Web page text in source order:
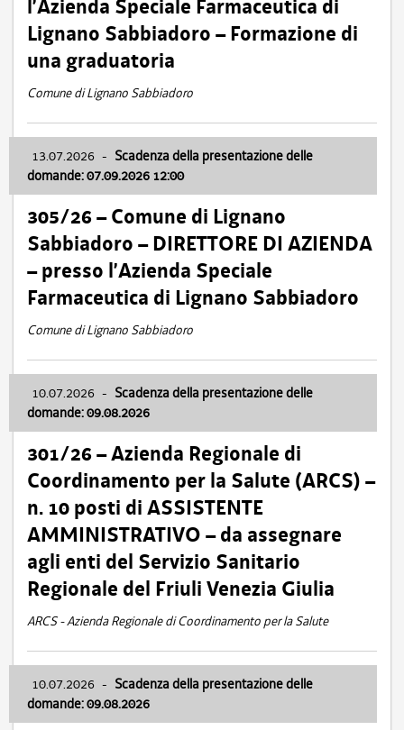
l’Azienda Speciale Farmaceutica di
Lignano Sabbiadoro – Formazione di
una graduatoria
Comune di Lignano Sabbiadoro
13.07.2026 - Scadenza della presentazione delle
domande: 07.09.2026 12:00
305/26 – Comune di Lignano
Sabbiadoro – DIRETTORE DI AZIENDA
– presso l’Azienda Speciale
Farmaceutica di Lignano Sabbiadoro
Comune di Lignano Sabbiadoro
10.07.2026 - Scadenza della presentazione delle
domande: 09.08.2026
301/26 – Azienda Regionale di
Coordinamento per la Salute (ARCS) –
n. 10 posti di ASSISTENTE
AMMINISTRATIVO – da assegnare
agli enti del Servizio Sanitario
Regionale del Friuli Venezia Giulia
ARCS - Azienda Regionale di Coordinamento per la Salute
10.07.2026 - Scadenza della presentazione delle
domande: 09.08.2026